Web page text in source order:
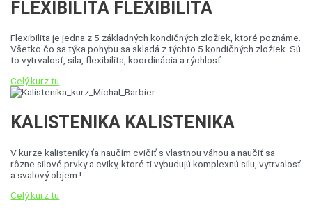
FLEXIBILITA FLEXIBILITA
Flexibilita je jedna z 5 základných kondičných zložiek, ktoré poznáme.
Všetko čo sa týka pohybu sa skladá z týchto 5 kondičných zložiek. Sú
to vytrvalosť, sila, flexibilita, koordinácia a rýchlosť.
Celý kurz tu
KALISTENIKA KALISTENIKA
V kurze kalisteniky ťa naučím cvičiť s vlastnou váhou a naučiť sa
rôzne silové prvky a cviky, ktoré ti vybudujú komplexnú silu, vytrvalosť
a svalový objem !
Celý kurz tu